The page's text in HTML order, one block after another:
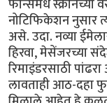
फोन्समधे स्क्रीनच्या
नोटिफिकेशन नुसार
असे. उदा. नव्या
हिरवा, मेसेंजरच्या
रिमाइंडरसाठी
लावताही आठ-दहा